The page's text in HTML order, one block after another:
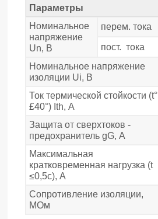
Параметры
Номинальное
напряжение
Un, В
перем. тока
пост. тока
Номинальное напряжение
изоляции Ui, В
Ток термической стойкости (t°
£40°) Ith, А
Защита от сверхтоков -
предохранитель gG, А
Максимальная
кратковременная нагрузка (t
≤0,5с), А
Сопротивление изоляции,
МОм